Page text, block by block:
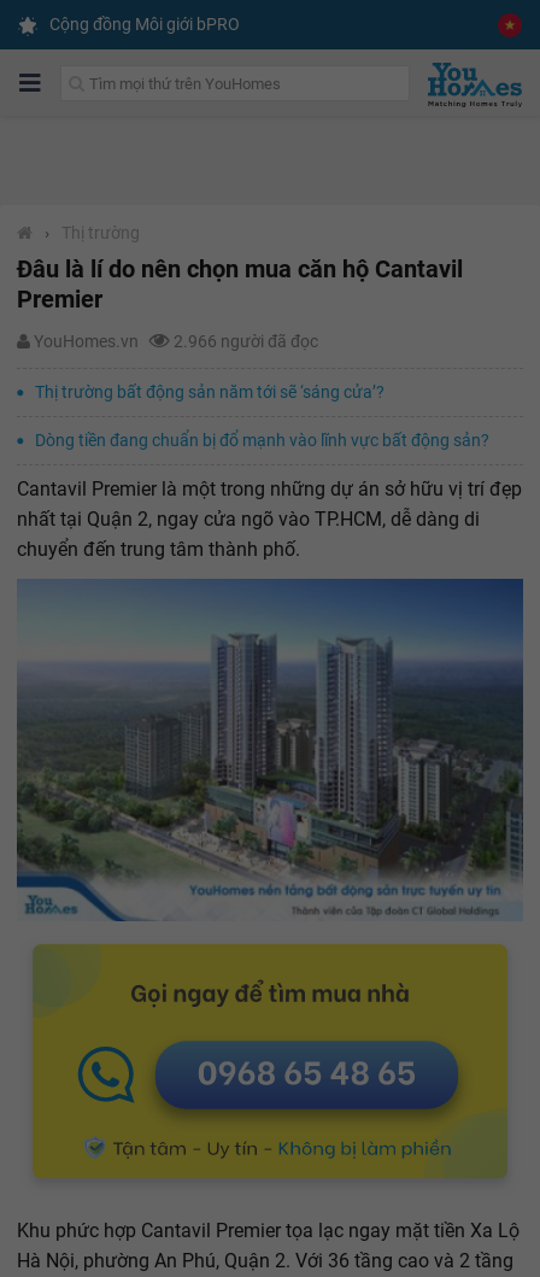
Cộng đồng Môi giới bPRO
› Thị trường
Đâu là lí do nên chọn mua căn hộ Cantavil
Premier
YouHomes.vn 2.966 người đã đọc
Thị trường bất động sản năm tới sẽ ‘sáng cửa’?
Dòng tiền đang chuẩn bị đổ mạnh vào lĩnh vực bất động sản?
Cantavil Premier là một trong những dự án sở hữu vị trí đẹp
nhất tại Quận 2, ngay cửa ngõ vào TP.HCM, dễ dàng di
chuyển đến trung tâm thành phố.
Khu phức hợp Cantavil Premier tọa lạc ngay mặt tiền Xa Lộ
Hà Nội, phường An Phú, Quận 2. Với 36 tầng cao và 2 tầng